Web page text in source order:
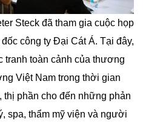
Steck đã tham gia cuộc họp
công ty Đại Cát Á. Tại đây,
tranh toàn cảnh của thương
Việt Nam trong thời gian
phần cho đến những phản
spa, thẩm mỹ viện và người